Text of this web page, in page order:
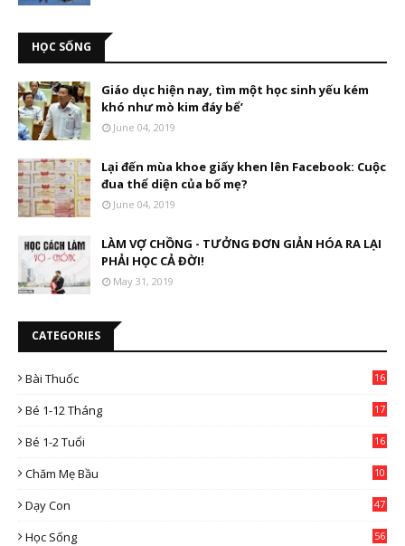
HỌC SỐNG
Giáo dục hiện nay, tìm một học sinh yếu kém
khó như mò kim đáy bể’
June 04, 2019
Lại đến mùa khoe giấy khen lên Facebook: Cuộc
đua thể diện của bố mẹ?
June 04, 2019
LÀM VỢ CHỒNG - TƯỞNG ĐƠN GIẢN HÓA RA LẠI
PHẢI HỌC CẢ ĐỜI!
May 31, 2019
CATEGORIES
Bài Thuốc
16
Bé 1-12 Tháng 17
Bé 1-2 Tuổi 16
Chăm Mẹ Bầu
10
Dạy Con
47
Học Sống 56